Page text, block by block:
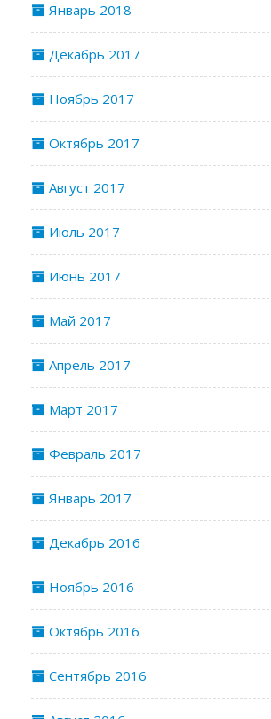
Январь 2018
Декабрь 2017
Ноябрь 2017
Октябрь 2017
Август 2017
Июль 2017
Июнь 2017
Май 2017
Апрель 2017
Март 2017
Февраль 2017
Январь 2017
Декабрь 2016
Ноябрь 2016
Октябрь 2016
Сентябрь 2016